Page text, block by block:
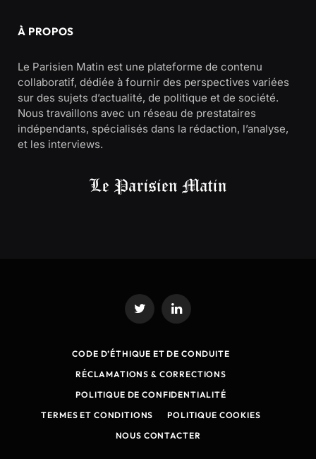
À PROPOS
Le Parisien Matin est une plateforme de contenu
collaboratif, dédiée à fournir des perspectives variées
sur des sujets d’actualité, de politique et de société.
Nous travaillons avec un réseau de prestataires
indépendants, spécialisés dans la rédaction, l’analyse,
et les interviews.
Twitter LinkedIn
CODE D’ÉTHIQUE ET DE CONDUITE
RÉCLAMATIONS & CORRECTIONS
POLITIQUE DE CONFIDENTIALITÉ
TERMES ET CONDITIONS
POLITIQUE COOKIES
NOUS CONTACTER